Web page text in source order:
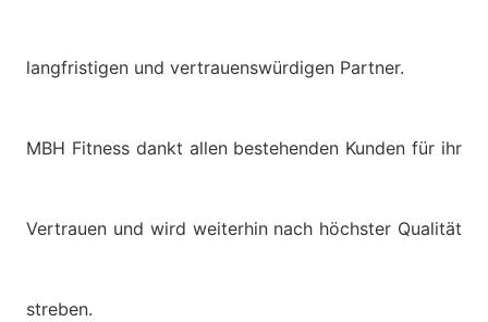
langfristigen und vertrauenswürdigen Partner.
MBH Fitness dankt allen bestehenden Kunden für ihr
Vertrauen und wird weiterhin nach höchster Qualität
streben.